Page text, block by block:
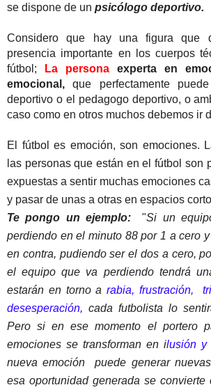
se dispone de un psicólogo deportivo.
Considero que hay una figura que
presencia importante en los cuerpos
fútbol;
La persona experta en
emocional, que perfectamente
deportivo o el pedagogo deportivo, o
caso como en otros muchos debemos ir
El fútbol es emoción, son emociones.
las personas que están en el fútbol son
expuestas a sentir muchas emociones
y pasar de unas a otras en espacios
Te pongo un ejemplo: "Si un
perdiendo en el minuto 88 por 1 a cero
en contra, pudiendo ser el dos a cero,
el equipo que va perdiendo tendrá
estarán en torno a rabia, frustración,
desesperación, cada futbolista lo
Pero si en ese momento el portero
emociones se transforman en ilusión y
nueva emoción  puede generar
esa oportunidad generada se convierte